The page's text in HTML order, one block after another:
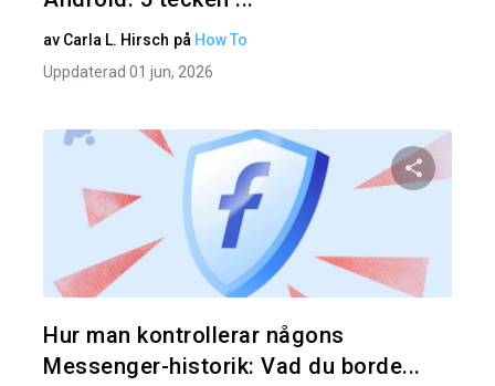
av Carla L. Hirsch på How To
Uppdaterad 01 jun, 2026
Hur man kontrollerar någons
Messenger-historik: Vad du borde...